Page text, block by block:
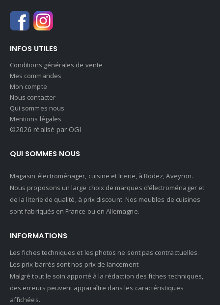
INFOS UTILES
Conditions générales de vente
Mes commandes
Mon compte
Nous contacter
Qui sommes nous
Mentions légales
©2026 réalisé par OGI
QUI SOMMES NOUS
Magasin électroménager, cuisine et literie, à Rodez, Aveyron.
Nous proposons un large choix de marques d’électroménager et
de la literie de qualité, à prix discount. Nos meubles de cuisines
sont fabriqués en France ou en Allemagne.
INFORMATIONS
Les fiches techniques et les photos ne sont pas contractuelles.
Les prix barrés sont nos prix de lancement
Malgré tout le soin apporté à la rédaction des fiches techniques,
des erreurs peuvent apparaître dans les caractéristiques
affichées.